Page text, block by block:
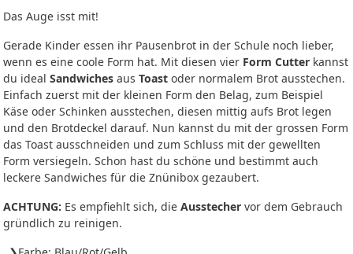
Das Auge isst mit!
Gerade Kinder essen ihr Pausenbrot in der Schule noch lieber,
wenn es eine coole Form hat. Mit diesen vier Form Cutter kannst
du ideal Sandwiches aus Toast oder normalem Brot ausstechen.
Einfach zuerst mit der kleinen Form den Belag, zum Beispiel
Käse oder Schinken ausstechen, diesen mittig aufs Brot legen
und den Brotdeckel darauf. Nun kannst du mit der grossen Form
das Toast ausschneiden und zum Schluss mit der gewellten
Form versiegeln. Schon hast du schöne und bestimmt auch
leckere Sandwiches für die Znünibox gezaubert.
ACHTUNG: Es empfiehlt sich, die Ausstecher vor dem Gebrauch
gründlich zu reinigen.